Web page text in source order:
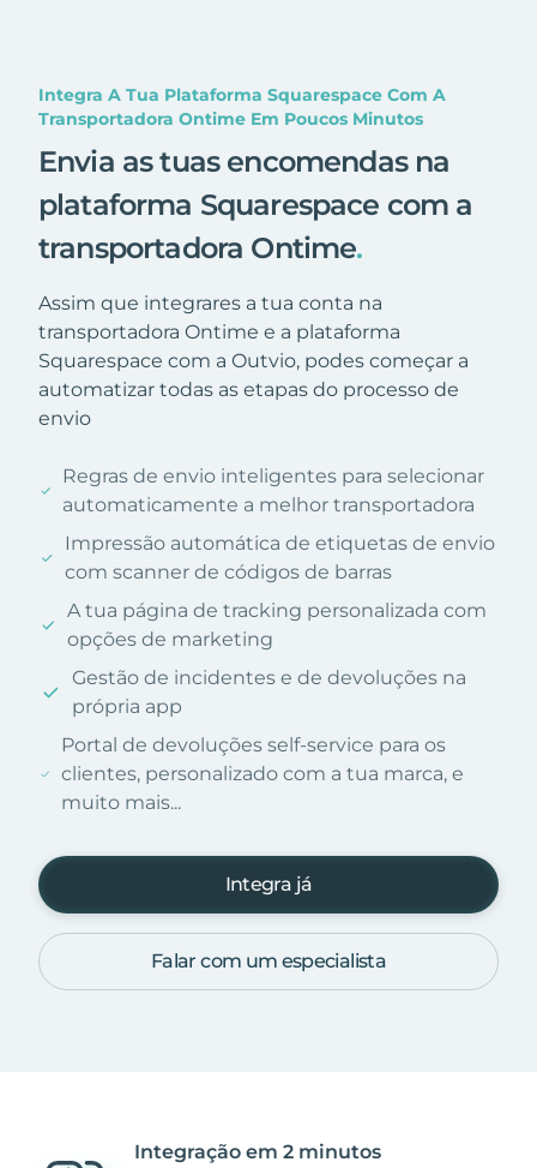
Integra A Tua Plataforma Squarespace Com A
Transportadora Ontime Em Poucos Minutos
Envia as tuas encomendas na
plataforma Squarespace com a
transportadora Ontime.
Assim que integrares a tua conta na
transportadora Ontime e a plataforma
Squarespace com a Outvio, podes começar a
automatizar todas as etapas do processo de
envio
Regras de envio inteligentes para selecionar
automaticamente a melhor transportadora
Impressão automática de etiquetas de envio
com scanner de códigos de barras
A tua página de tracking personalizada com
opções de marketing
Gestão de incidentes e de devoluções na
própria app
Portal de devoluções self-service para os
clientes, personalizado com a tua marca, e
muito mais...
Integra já
Falar com um especialista
Integração em 2 minutos